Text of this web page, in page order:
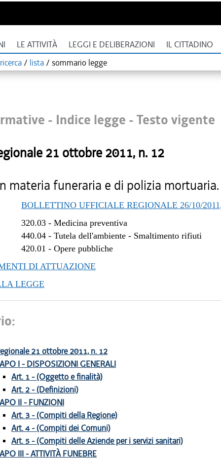
LE ATTIVITÀ LEGGI E DELIBERAZIONI IL CITTADINO
ricerca / lista / sommario legge
- Indice legge - Testo vigente
21 ottobre 2011, n. 12
materia funeraria e di polizia mortuaria.
BOLLETTINO UFFICIALE REGIONALE 26/10/
320.03 -Medicina preventiva
440.04 -Tutela dell'ambiente - Smaltimento rifiuti
420.01 -Opere pubbliche
DI ATTUAZIONE
LEGGE
21 ottobre 2011, n. 12
I - DISPOSIZIONI GENERALI
Art. 1 - (Oggetto e finalità)
Art. 2 - (Definizioni)
II - FUNZIONI
Art. 3 - (Compiti della Regione)
Art. 4 - (Compiti dei Comuni)
Art. 5 - (Compiti delle Aziende per i servizi sanitari)
III - ATTIVITÀ FUNEBRE